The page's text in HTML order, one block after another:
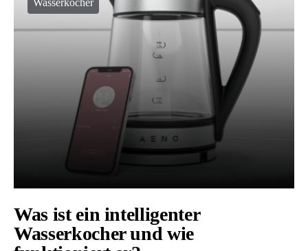
Wasserkocher
Was ist ein intelligenter
Wasserkocher und wie